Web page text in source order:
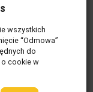
wszystkich
“Odmowa”
do
cookie w